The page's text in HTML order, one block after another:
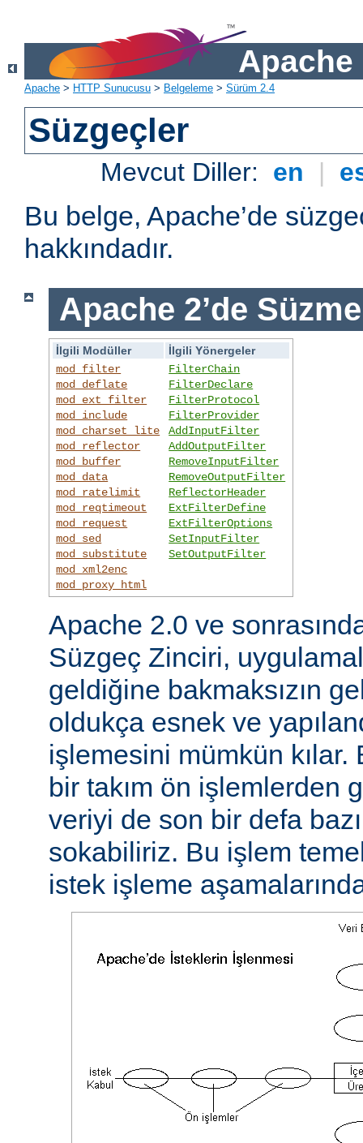
Apache
Apache > HTTP Sunucusu > Belgeleme > Sürüm 2.4
Süzgeçler
Mevcut Diller: en |
Bu belge, Apache’de
hakkındadır.
Apache 2’de
İlgili Modüller
İlgili Yönergeler
mod_filter
mod_deflate
mod_ext_filter
mod_include
mod_charset_lite
mod_reflector
mod_buffer
mod_data
mod_ratelimit
mod_reqtimeout
mod_request
mod_sed
mod_substitute
mod_xml2enc
mod_proxy_html
FilterChain
FilterDeclare
FilterProtocol
FilterProvider
AddInputFilter
AddOutputFilter
RemoveInputFilter
RemoveOutputFilter
ReflectorHeader
ExtFilterDefine
ExtFilterOptions
SetInputFilter
SetOutputFilter
Apache 2.0 ve
Süzgeç Zinciri,
geldiğine bakmaksızın
oldukça esnek ve
işlemesini mümkün
bir takım ön işlemlerden
veriyi de son bir defa
sokabiliriz. Bu işlem
istek işleme